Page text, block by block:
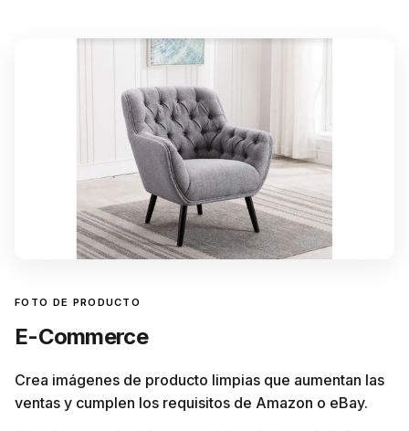
FOTO DE PRODUCTO
E-Commerce
Crea imágenes de producto limpias que aumentan las
ventas y cumplen los requisitos de Amazon o eBay.